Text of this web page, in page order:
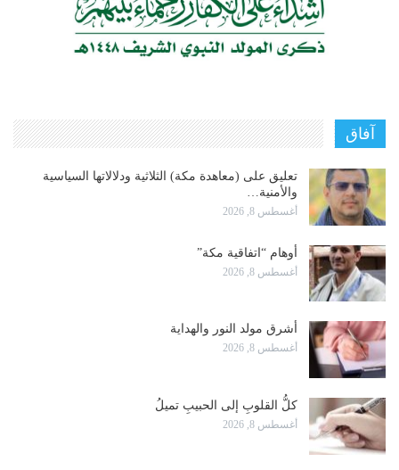
آفاق
تعليق على (معاهدة مكة) الثلاثية ودلالاتها السياسية
والأمنية…
أغسطس 8, 2026
أوهام “اتفاقية مكة”
أغسطس 8, 2026
أشرق مولد النور والهداية
أغسطس 8, 2026
كلُّ القلوبِ إلى الحبيبِ تميلُ
أغسطس 8, 2026